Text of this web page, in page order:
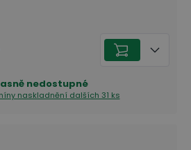
nedostupné
naskladnění dalších 31 ks